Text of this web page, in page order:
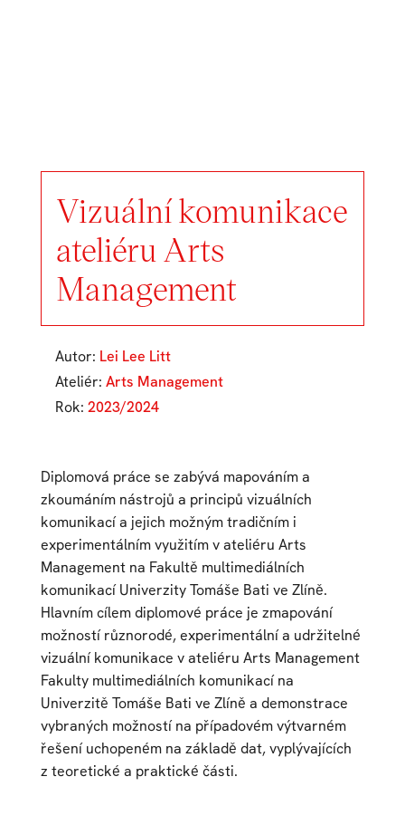
Vizuální komunikace
ateliéru Arts
Management
Autor: Lei Lee Litt
Ateliér: Arts Management
Rok: 2023/2024
Diplomová práce se zabývá mapováním a
zkoumáním nástrojů a principů vizuálních
komunikací a jejich možným tradičním i
experimentálním využitím v ateliéru Arts
Management na Fakultě multimediálních
komunikací Univerzity Tomáše Bati ve Zlíně.
Hlavním cílem diplomové práce je zmapování
možností různorodé, experimentální a udržitelné
vizuální komunikace v ateliéru Arts Management
Fakulty multimediálních komunikací na
Univerzitě Tomáše Bati ve Zlíně a demonstrace
vybraných možností na případovém výtvarném
řešení uchopeném na základě dat, vyplývajících
z teoretické a praktické části.